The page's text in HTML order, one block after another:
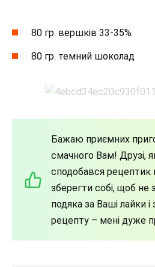
80 гр. вершків 33-35%
80 гр. темний шоколад
Бажаю приємних
смачного Вам! Друзі,
сподобався рецептик
зберегти собі, щоб не
подяка за Ваші лайки
рецепту – мені дуже